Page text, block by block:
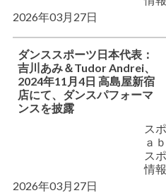
2026年03月27日
ダンススポーツ日本代表：
吉川あみ＆Tudor Andrei、
2024年11月4日 高島屋新宿
店にて、ダンスパフォーマ
ンスを披露
ス
ａ
ス
情報
2026年03月27日